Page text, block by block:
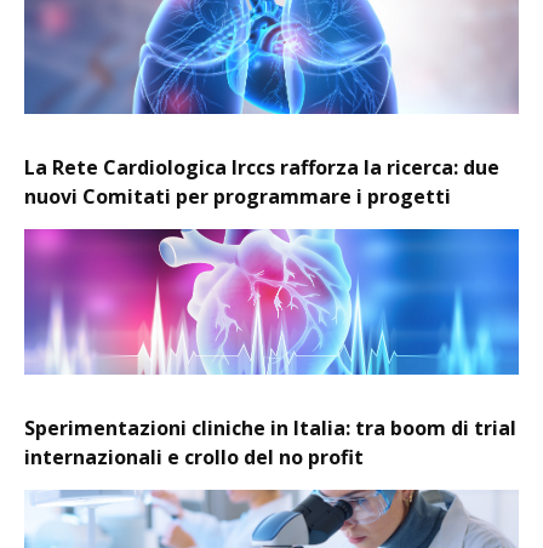
La Rete Cardiologica Irccs rafforza la ricerca: due
nuovi Comitati per programmare i progetti
Sperimentazioni cliniche in Italia: tra boom di trial
internazionali e crollo del no profit